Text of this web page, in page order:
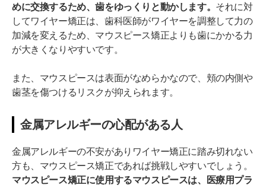
めに交換するため、歯をゆっくりと動かします。 それに対
してワイヤー矯正は、歯科医師がワイヤーを調整して力の
加減を変えるため、マウスピース矯正よりも歯にかかる力
が大きくなりやすいです。
また、マウスピースは表面がなめらかなので、頬の内側や
歯茎を傷つけるリスクが抑えられます。
金属アレルギーの心配がある人
金属アレルギーの不安がありワイヤー矯正に踏み切れない
方も、マウスピース矯正であれば挑戦しやすいでしょう。
マウスピース矯正に使用するマウスピースは、医療用プラ